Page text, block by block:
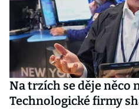
Na trzích se děje něco
Technologické firmy